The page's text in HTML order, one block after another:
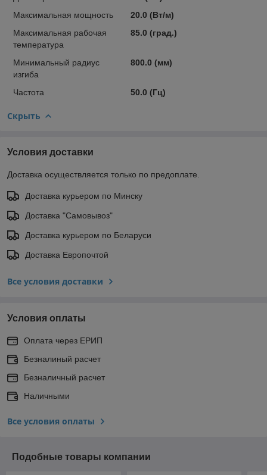
Максимальная мощность
20.0 (Вт/м)
Максимальная рабочая
температура
85.0 (град.)
Минимальный радиус
изгиба
800.0 (мм)
Частота 50.0 (Гц)
Скрыть
Условия доставки
Доставка осуществляется только по предоплате.
Доставка курьером по Минску
Доставка "Самовывоз"
Доставка курьером по Беларуси
Доставка Европочтой
Все условия доставки
Условия оплаты
Оплата через ЕРИП
Безналиный расчет
Безналичный расчет
Наличными
Все условия оплаты
Подобные товары компании